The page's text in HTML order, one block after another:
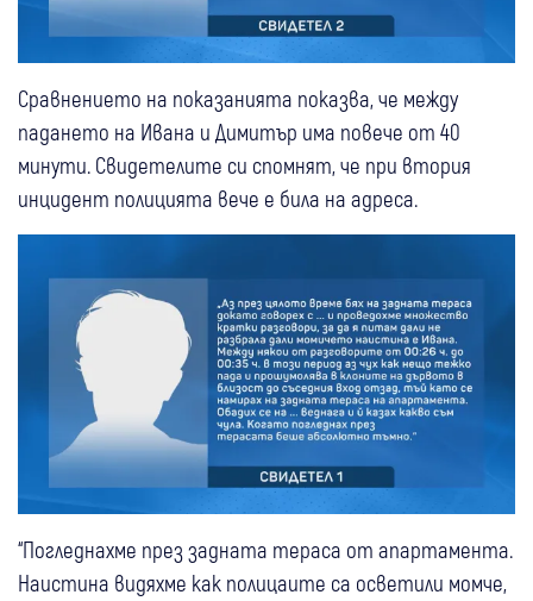
Сравнението на показанията показва, че между
падането на Ивана и Димитър има повече от 40
минути. Свидетелите си спомнят, че при втория
инцидент полицията вече е била на адреса.
“Погледнахме през задната тераса от апартамента.
Наистина видяхме как полицаите са осветили момче,